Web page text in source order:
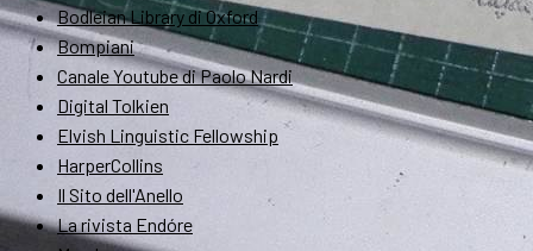
Bodleian Library di Oxford
Bompiani
Canale Youtube di Paolo Nardi
Digital Tolkien
Elvish Linguistic Fellowship
HarperCollins
Il Sito dell'Anello
La rivista Endóre